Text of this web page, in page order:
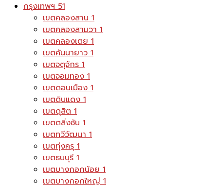
กรุงเทพฯ51
เขตคลองสาน1
เขตคลองสามวา1
เขตคลองเตย1
เขตคันนายาว1
เขตจตุจักร1
เขตจอมทอง1
เขตดอนเมือง1
เขตดินแดง1
เขตดุสิต1
เขตตลิ่งชัน1
เขตทวีวัฒนา1
เขตทุ่งครุ1
เขตธนบุรี1
เขตบางกอกน้อย1
เขตบางกอกใหญ่1